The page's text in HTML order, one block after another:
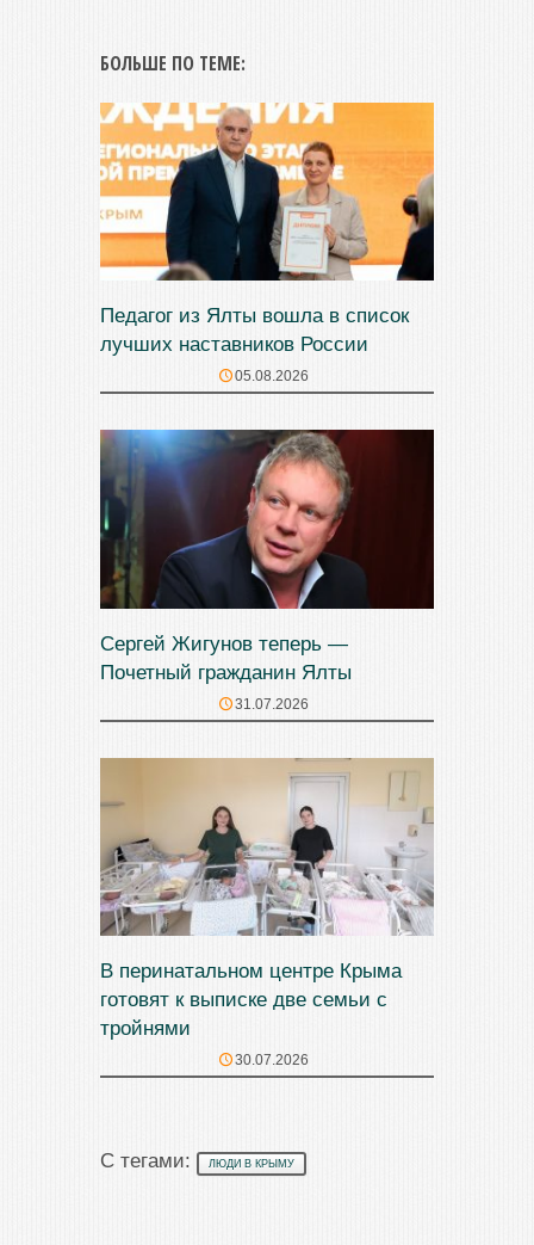
БОЛЬШЕ ПО ТЕМЕ:
Педагог из Ялты вошла в список
лучших наставников России
05.08.2026
Сергей Жигунов теперь —
Почетный гражданин Ялты
31.07.2026
В перинатальном центре Крыма
готовят к выписке две семьи с
тройнями
30.07.2026
С тегами: ЛЮДИ В КРЫМУ